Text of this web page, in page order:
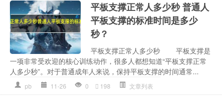
平板支撑正常人多少秒 普通人
平板支撑的标准时间是多少
秒？
平板支撑正常人多少秒 平板支撑是
一项非常受欢迎的核心训练动作，很多人都想知道“平板支撑正常
人多少秒”。对于普通成年人来说，保持平板支撑的时间通常...
pb 11-26 0 198 文章列表